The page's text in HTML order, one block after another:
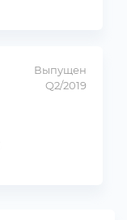
Выпущен
Q2/2019